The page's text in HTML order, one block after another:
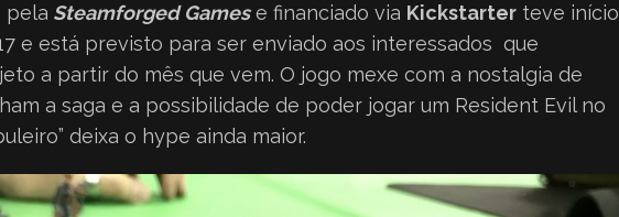
pela Steamforged Gamese financiado via Kickstarter teve início
e está previsto para ser enviado aos interessados que
a partir do mês que vem. O jogo mexe com a nostalgia de
a saga e a possibilidade de poder jogar um Resident Evil no
deixa o hype ainda maior.